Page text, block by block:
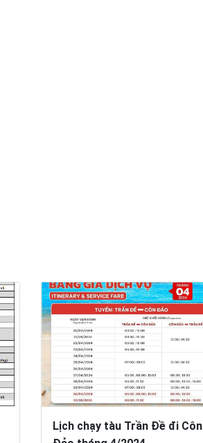
Lịch chạy tàu Trần Đề đi Côn